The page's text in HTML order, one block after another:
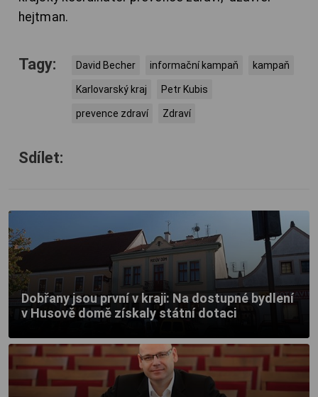
hejtman.
Tagy: David Becher informační kampaň kampaň
Karlovarský kraj Petr Kubis
prevence zdraví Zdraví
Sdílet:
Dobřany jsou první v kraji: Na dostupné bydlení
v Husově domě získaly státní dotaci